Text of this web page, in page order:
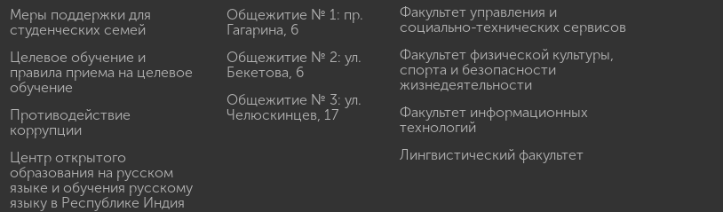
Меры поддержки для
студенческих семей
Целевое обучение и
правила приема на целевое
обучение
Противодействие
коррупции
Центр открытого
образования на русском
языке и обучения русскому
языку в Республике Индия
Общежитие № 1: пр.
Гагарина, 6
Общежитие № 2: ул.
Бекетова, 6
Общежитие № 3: ул.
Челюскинцев, 17
Факультет управления и
социально-технических сервисов
Факультет физической культуры,
спорта и безопасности
жизнедеятельности
Факультет информационных
технологий
Лингвистический факультет